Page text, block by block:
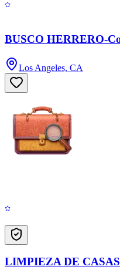
BUSCO HERRERO-
Los Angeles, CA
LIMPIEZA DE